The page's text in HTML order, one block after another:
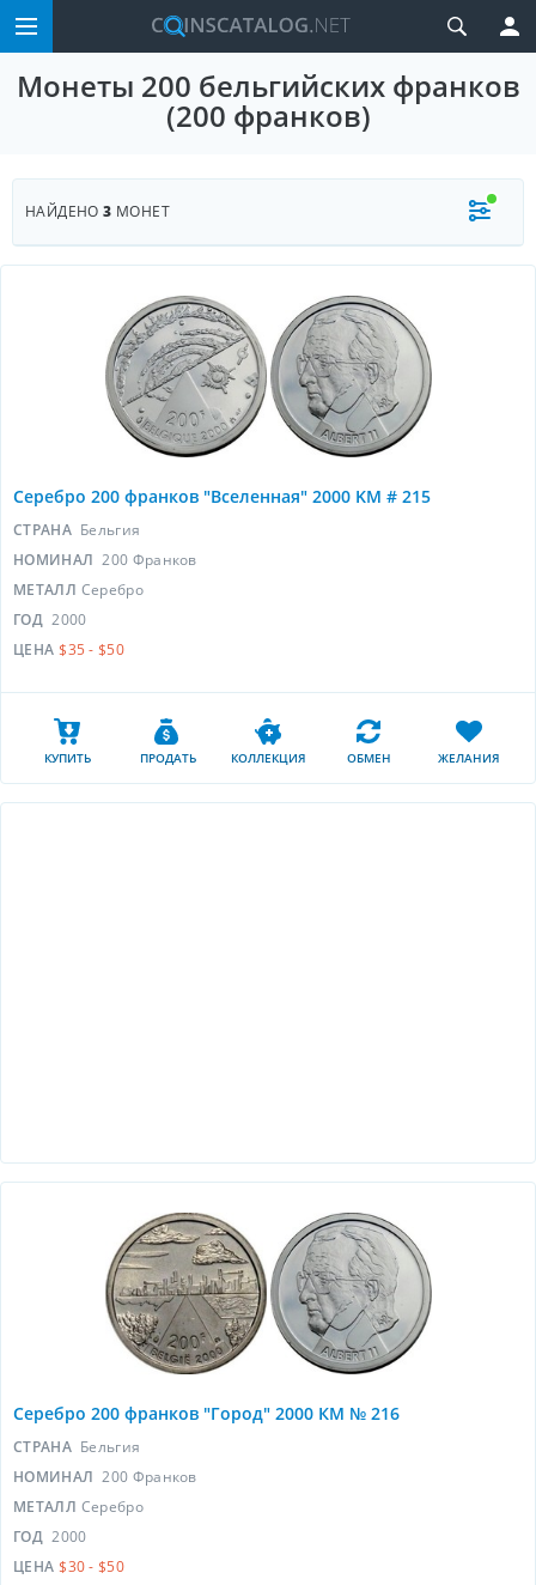
Монеты 200 бельгийских франков
(200 франков)
НАЙДЕНО3 МОНЕТ
Серебро 200 франков "Вселенная" 2000 KM # 215
СТРАНА Бельгия
НОМИНАЛ 200 Франков
МЕТАЛЛ Серебро
ГОД 2000
ЦЕНА $35 - $50
КУПИТЬ ПРОДАТЬ КОЛЛЕКЦИЯ ОБМЕН ЖЕЛАНИЯ
Серебро 200 франков "Город" 2000 КМ № 216
СТРАНА Бельгия
НОМИНАЛ 200 Франков
МЕТАЛЛ Серебро
ГОД 2000
ЦЕНА $30 - $50